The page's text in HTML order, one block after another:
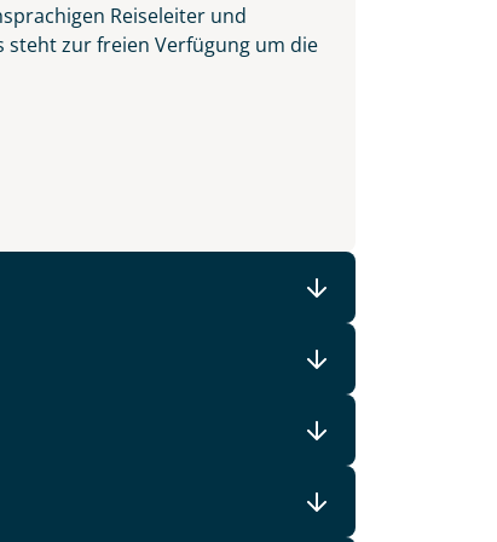
Reiseleiter und
steht zur freien Verfügung um die